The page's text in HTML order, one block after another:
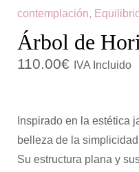
contemplación,
Árbol de
110.00€ IVA Incluido
Inspirado en la estética
belleza de la
Su estructura plana y